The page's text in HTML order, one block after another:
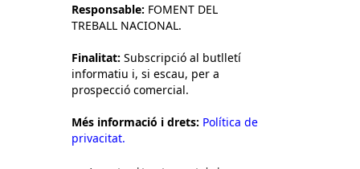
Responsable: FOMENT DEL
TREBALL NACIONAL.
Finalitat: Subscripció al butlletí
informatiu i, si escau, per a
prospecció comercial.
Més informació i drets: Política de
privacitat.